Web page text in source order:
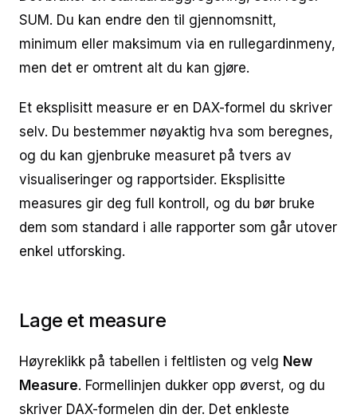
SUM. Du kan endre den til gjennomsnitt,
minimum eller maksimum via en rullegardinmeny,
men det er omtrent alt du kan gjøre.
Et eksplisitt measure er en DAX-formel du skriver
selv. Du bestemmer nøyaktig hva som beregnes,
og du kan gjenbruke measuret på tvers av
visualiseringer og rapportsider. Eksplisitte
measures gir deg full kontroll, og du bør bruke
dem som standard i alle rapporter som går utover
enkel utforsking.
Lage et measure
Høyreklikk på tabellen i feltlisten og velg New
Measure. Formellinjen dukker opp øverst, og du
skriver DAX-formelen din der. Det enkleste